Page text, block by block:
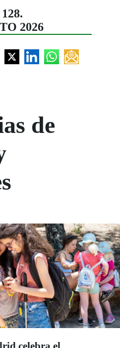
2026
de